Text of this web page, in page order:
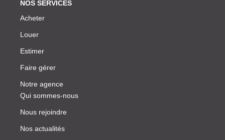
NOS SERVICES
Acheter
Louer
Estimer
Faire gérer
Notre agence
Qui sommes-nous
Nous rejoindre
Nos actualités